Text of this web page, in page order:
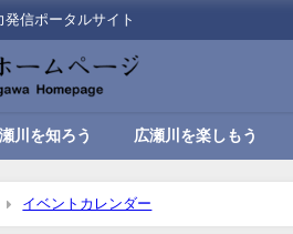
発信ポータルサイト
川を知ろう 広瀬川を楽しもう
イベントカレンダー